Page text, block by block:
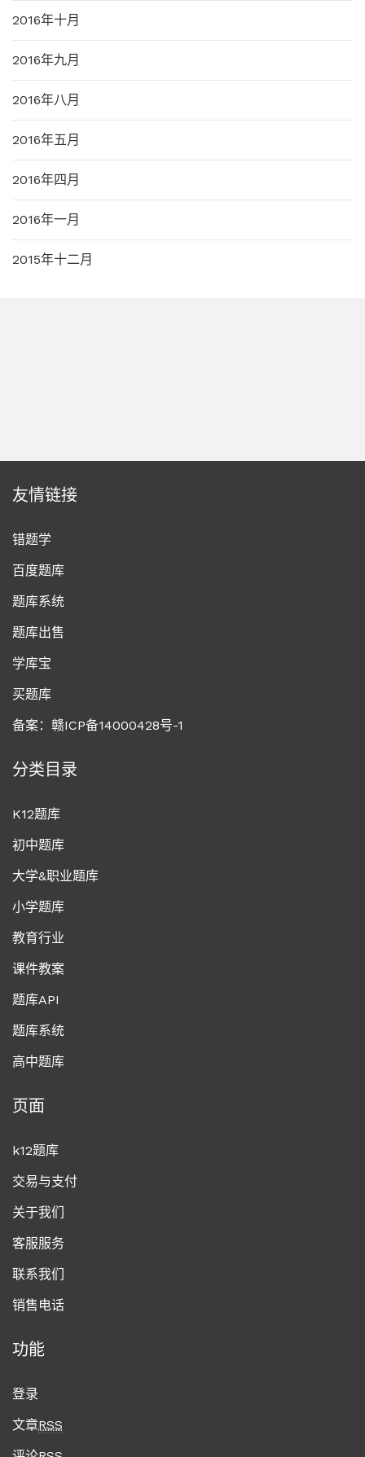
2016年十月
2016年九月
2016年八月
2016年五月
2016年四月
2016年一月
2015年十二月
友情链接
错题学
百度题库
题库系统
题库出售
学库宝
买题库
备案：赣ICP备14000428号-1
分类目录
K12题库
初中题库
大学&职业题库
小学题库
教育行业
课件教案
题库API
题库系统
高中题库
页面
k12题库
交易与支付
关于我们
客服服务
联系我们
销售电话
功能
登录
文章RSS